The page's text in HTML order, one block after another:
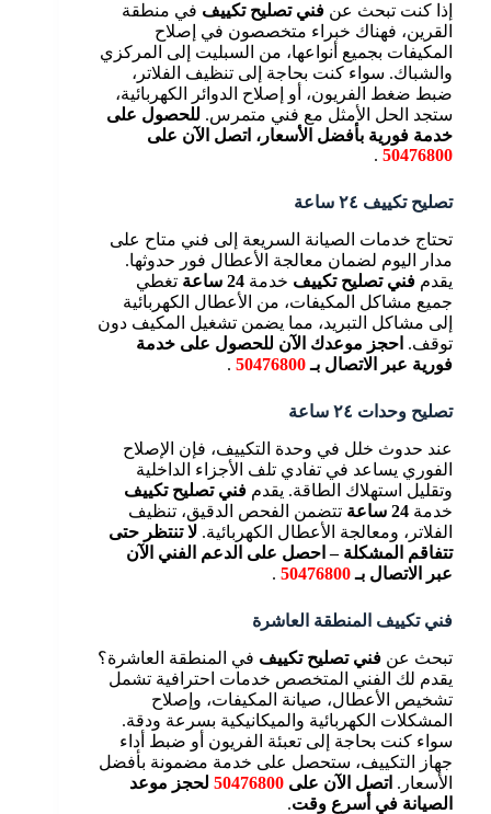
إذا كنت تبحث عن فني تصليح تكييف في منطقة
القرين، فهناك خبراء متخصصون في إصلاح
المكيفات بجميع أنواعها، من السبليت إلى المركزي
والشباك. سواء كنت بحاجة إلى تنظيف الفلاتر،
ضبط ضغط الفريون، أو إصلاح الدوائر الكهربائية،
ستجد الحل الأمثل مع فني متمرس. للحصول على
خدمة فورية بأفضل الأسعار، اتصل الآن على
50476800
.
تصليح تكييف ٢٤ ساعة
تحتاج خدمات الصيانة السريعة إلى فني متاح على
مدار اليوم لضمان معالجة الأعطال فور حدوثها.
يقدم فني تصليح تكييف خدمة 24 ساعة
تغطي
جميع مشاكل المكيفات، من الأعطال الكهربائية
إلى مشاكل التبريد، مما يضمن تشغيل المكيف دون
توقف. احجز موعدك الآن للحصول على خدمة
فورية عبر الاتصال بـ50476800
.
تصليح وحدات ٢٤ ساعة
عند حدوث خلل في وحدة التكييف، فإن الإصلاح
الفوري يساعد في تفادي تلف الأجزاء الداخلية
وتقليل استهلاك الطاقة. يقدم فني تصليح تكييف
خدمة 24 ساعة
تتضمن الفحص الدقيق، تنظيف
الفلاتر، ومعالجة الأعطال الكهربائية. لا تنتظر حتى
تتفاقم المشكلة – احصل على الدعم الفني الآن
عبر الاتصال بـ50476800
.
فني تكييف المنطقة العاشرة
تبحث عن فني تصليح تكييف في المنطقة العاشرة؟
يقدم لك الفني المتخصص خدمات احترافية تشمل
تشخيص الأعطال، صيانة المكيفات، وإصلاح
المشكلات الكهربائية والميكانيكية بسرعة ودقة.
سواء كنت بحاجة إلى تعبئة الفريون أو ضبط أداء
جهاز التكييف، ستحصل على خدمة مضمونة بأفضل
الأسعار. اتصل الآن على 50476800 لحجز موعد
الصيانة في أسرع وقت.